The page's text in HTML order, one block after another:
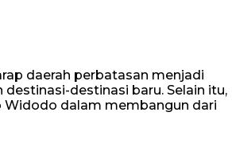
daerah perbatasan menjadi
destinasi baru. Selain itu,
Widodo dalam membangun dari